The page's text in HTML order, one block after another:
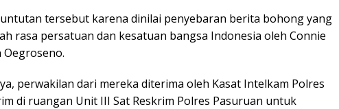
tersebut karena dinilai penyebaran berita bohong yang
rasa persatuan dan kesatuan bangsa Indonesia oleh Connie
perwakilan dari mereka diterima oleh Kasat Intelkam Polres
di ruangan Unit III Sat Reskrim Polres Pasuruan untuk